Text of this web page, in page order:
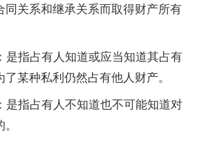
同关系和继承关系而取得财产所有
指占有人知道或应当知道其占有
某种私利仍然占有他人财产。
指占有人不知道也不可能知道对